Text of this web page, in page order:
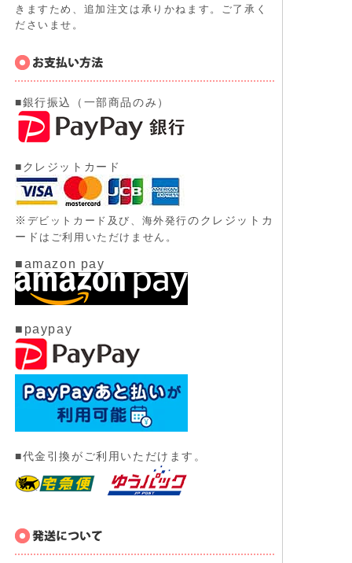
きますため、追加注文は承りかねます。ご了承く
ださいませ。
■銀行振込（一部商品のみ）
■クレジットカード
※ デビットカード及び、 海外発行のクレジットカ
ード はご利用いただけません。
■amazon pay
■paypay
■代金引換がご利用いただけます。